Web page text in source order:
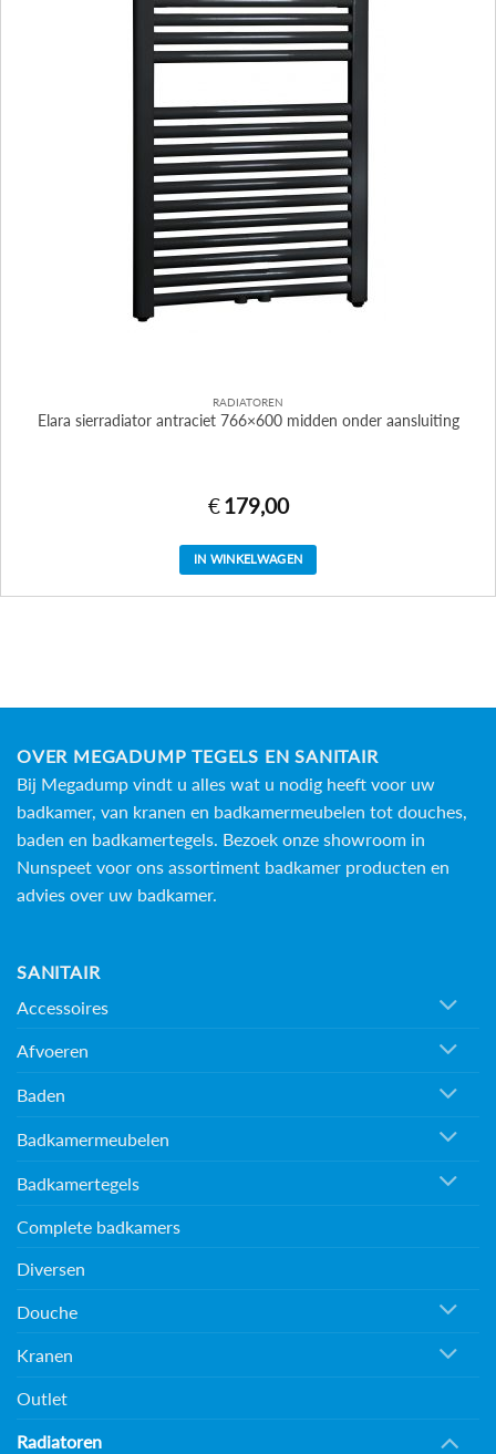
RADIATOREN
Elara sierradiator antraciet 766×600 midden onder aansluiting
€ 179,00
IN WINKELWAGEN
OVER MEGADUMP TEGELS EN SANITAIR
Bij Megadump vindt u alles wat u nodig heeft voor uw
badkamer, van kranen en badkamermeubelen tot douches,
baden en badkamertegels. Bezoek onze showroom in
Nunspeet voor ons assortiment badkamer producten en
advies over uw badkamer.
SANITAIR
Accessoires
Afvoeren
Baden
Badkamermeubelen
Badkamertegels
Complete badkamers
Diversen
Douche
Kranen
Outlet
Radiatoren